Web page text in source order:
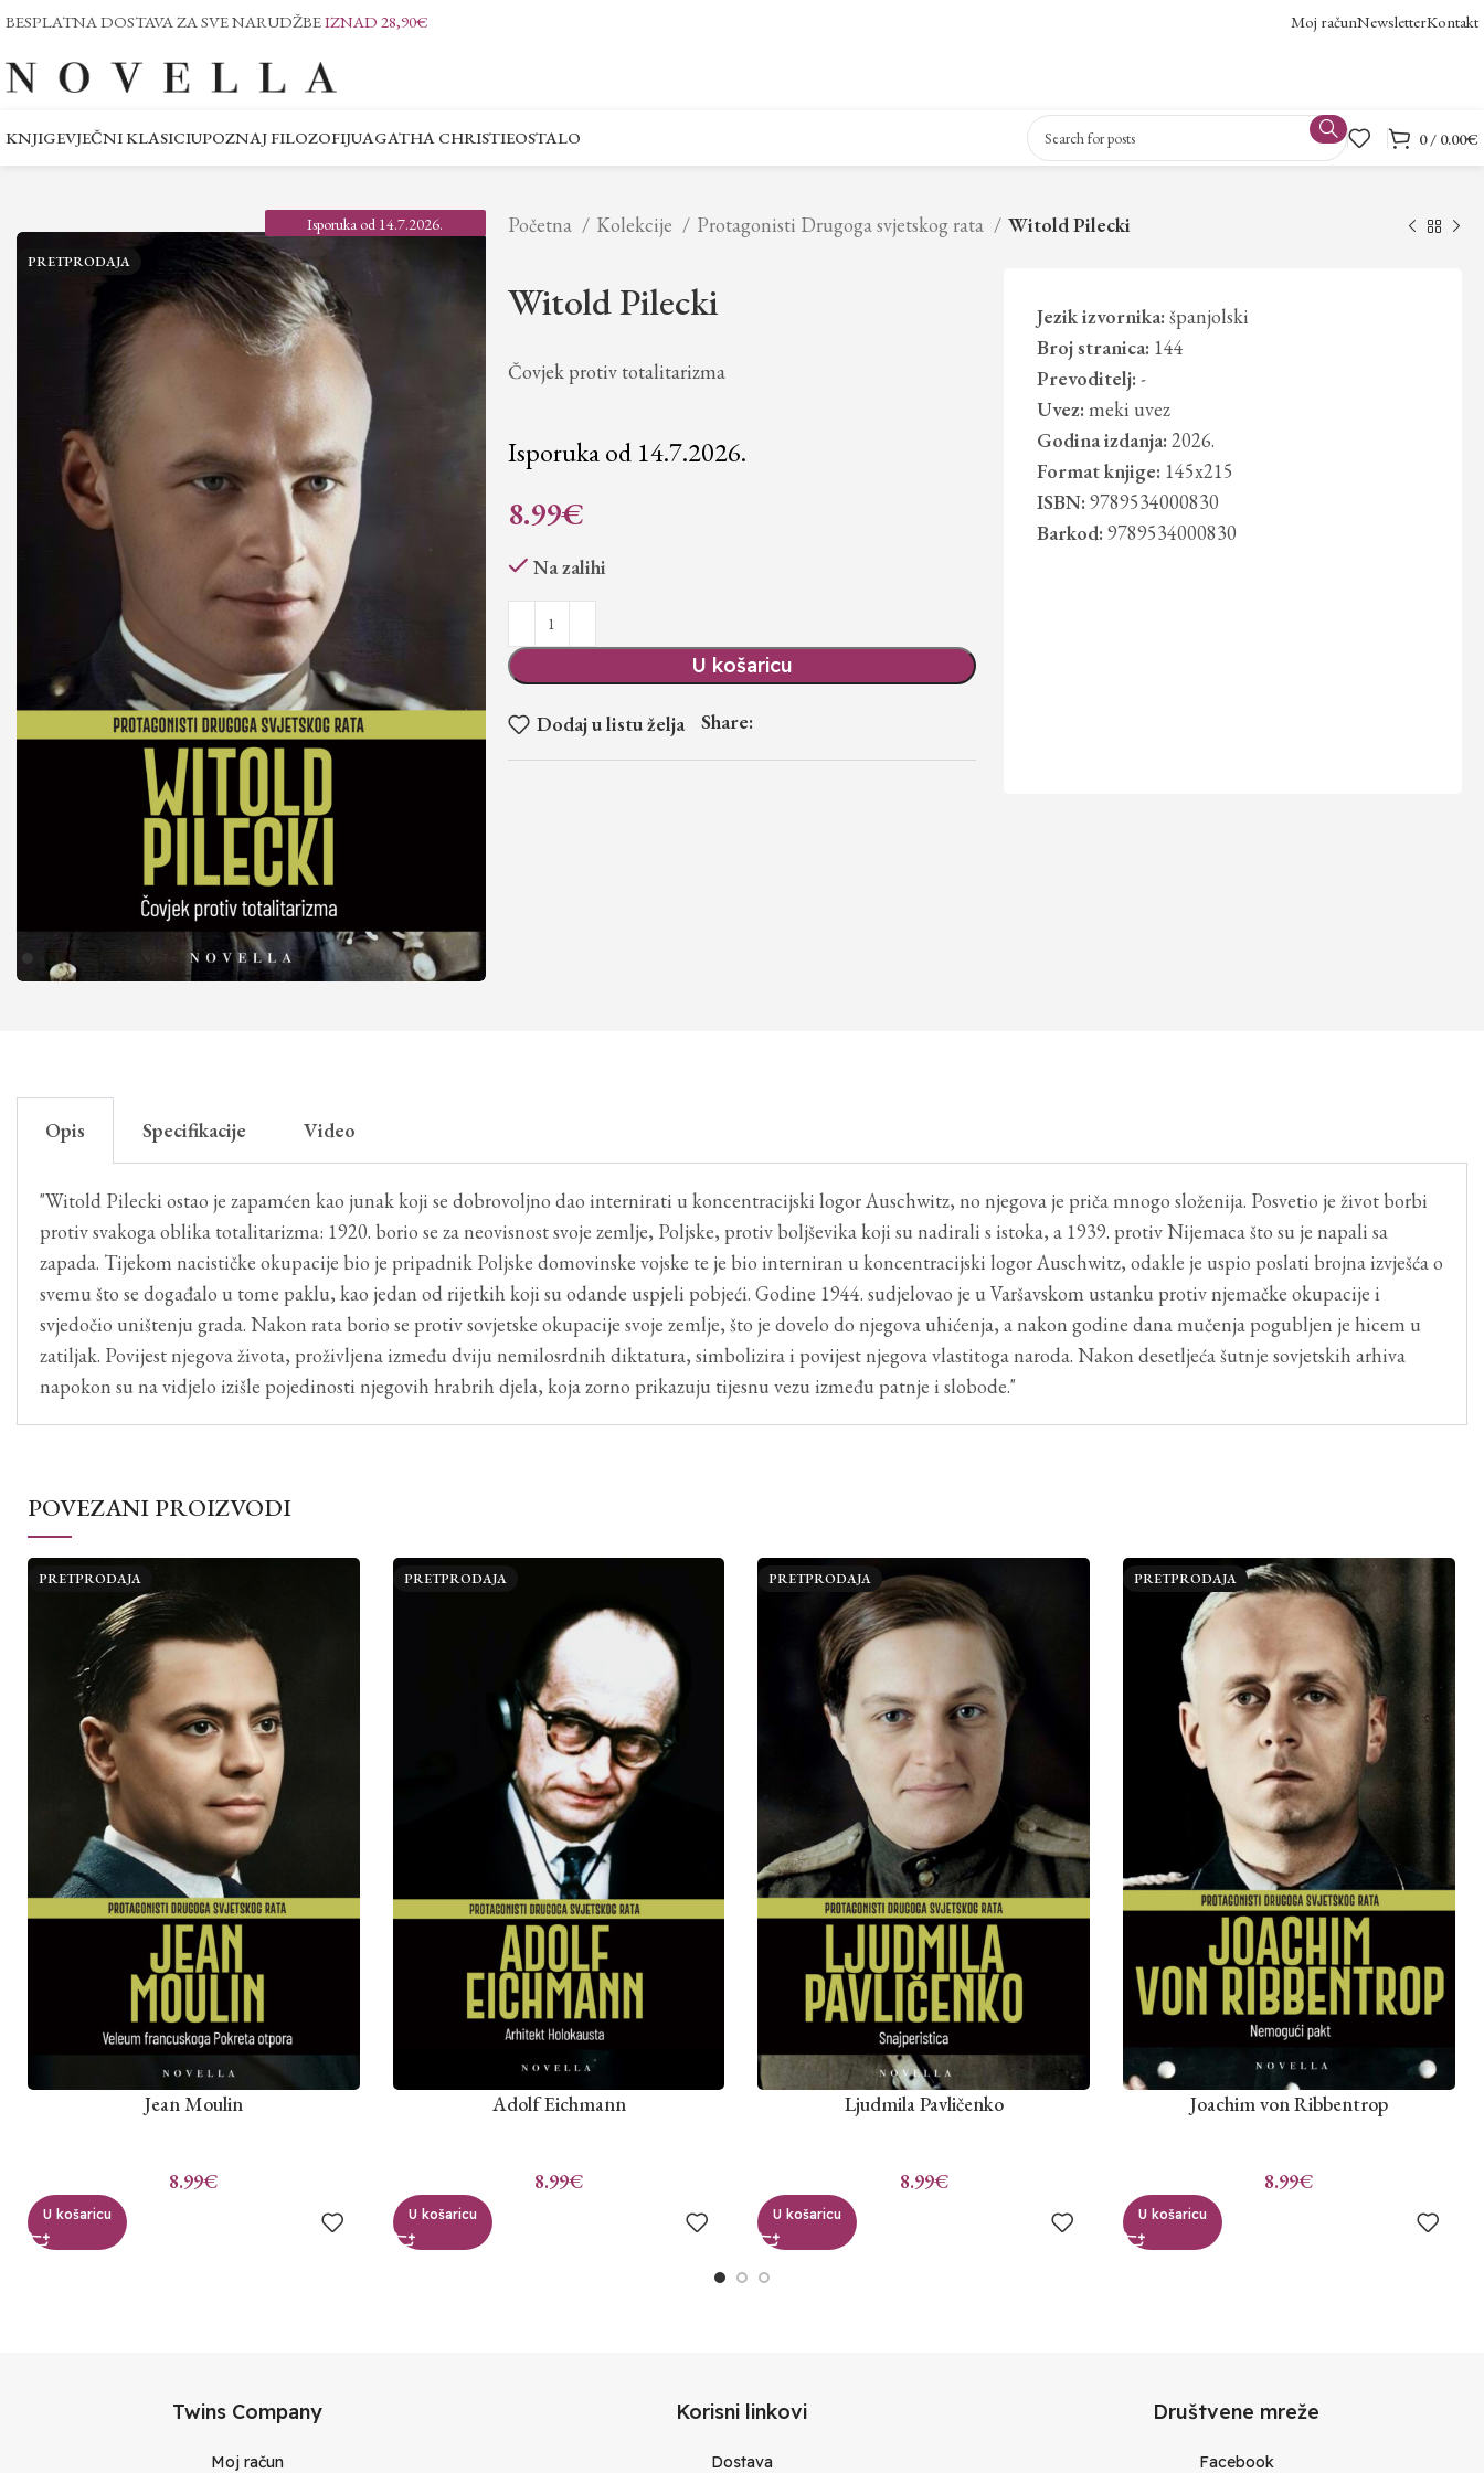
BESPLATNA DOSTAVA ZA SVE NARUDŽBEIZNAD 28,90€ Moj računNewsletterKontakt
KNJIGEVJEČNI KLASICIUPOZNAJ FILOZOFIJUAGATHA CHRISTIEOSTALO 0/ 0.00€
Isporuka od 14.7.2026.
PRETPRODAJA
Početna Kolekcije Protagonisti Drugoga svjetskog rata Witold Pilecki
Witold Pilecki
Čovjek protiv totalitarizma
Isporuka od 14.7.2026.
8.99€
Na zalihi
U košaricu
Dodaj u listu želja Share:
Jezik izvornika: španjolski
Broj stranica: 144
Prevoditelj: -
Uvez: meki uvez
Godina izdanja: 2026.
Format knjige: 145x215
ISBN: 9789534000830
Barkod: 9789534000830
Opis Specifikacije Video
"Witold Pilecki ostao je zapamćen kao junak koji se dobrovoljno dao internirati u koncentracijski logor Auschwitz, no njegova je priča mnogo složenija. Posvetio je život borbi
protiv svakoga oblika totalitarizma: 1920. borio se za neovisnost svoje zemlje, Poljske, protiv boljševika koji su nadirali s istoka, a 1939. protiv Nijemaca što su je napali sa
zapada. Tijekom nacističke okupacije bio je pripadnik Poljske domovinske vojske te je bio interniran u koncentracijski logor Auschwitz, odakle je uspio poslati brojna izvješća o
svemu što se događalo u tome paklu, kao jedan od rijetkih koji su odande uspjeli pobjeći. Godine 1944. sudjelovao je u Varšavskom ustanku protiv njemačke okupacije i
svjedočio uništenju grada. Nakon rata borio se protiv sovjetske okupacije svoje zemlje, što je dovelo do njegova uhićenja, a nakon godine dana mučenja pogubljen je hicem u
zatiljak. Povijest njegova života, proživljena između dviju nemilosrdnih diktatura, simbolizira i povijest njegova vlastitoga naroda. Nakon desetljeća šutnje sovjetskih arhiva
napokon su na vidjelo izišle pojedinosti njegovih hrabrih djela, koja zorno prikazuju tijesnu vezu između patnje i slobode."
POVEZANI PROIZVODI
PRETPRODAJA
Jean Moulin
8.99€
U košaricu
PRETPRODAJA
Adolf Eichmann
8.99€
U košaricu
PRETPRODAJA
Ljudmila Pavličenko
8.99€
U košaricu
PRETPRODAJA
Joachim von Ribbentrop
8.99€
U košaricu
Twins Company
Moj račun
Korisni linkovi
Dostava
Društvene mreže
Facebook